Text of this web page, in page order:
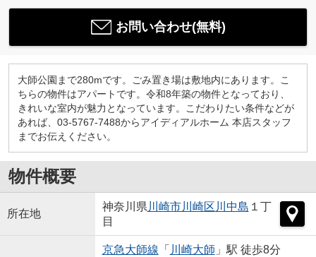
お問い合わせ(無料)
大師公園まで280mです。ごみ置き場は敷地内にあります。こ
ちらの物件はアパートです。令和8年築の物件となっており、
きれいな室内が魅力となっています。こだわりたい条件などが
あれば、03-5767-7488からアイディアルホーム 本店スタッフ
までお伝えください。
物件概要
所在地
神奈川県 川崎市川崎区 川中島 １丁
目
京急大師線 「 川崎大師 」駅 徒歩8分